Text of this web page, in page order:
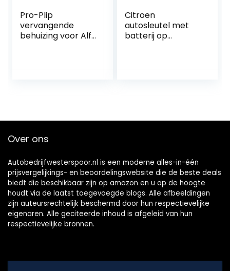
Pro-Plip
vervangende
behuizing voor Alfa
Citroen
autosleutel met
batterij op
Over ons
Autobedrijfwesterspoor.nl is een moderne alles-in-één
prijsvergelijkings- en beoordelingswebsite die de beste deals
biedt die beschikbaar zijn op amazon en u op de hoogte
houdt via de laatst toegevoegde blogs. Alle afbeeldingen
zijn auteursrechtelijk beschermd door hun respectievelijke
eigenaren. Alle geciteerde inhoud is afgeleid van hun
respectievelijke bronnen.